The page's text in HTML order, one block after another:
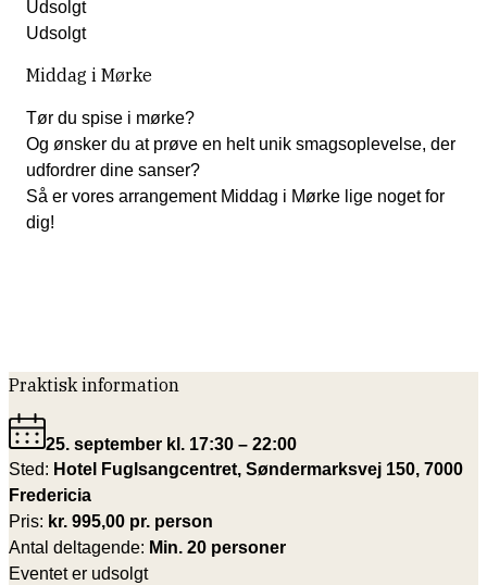
Udsolgt
Udsolgt
Middag i Mørke
Tør du spise i mørke?
Og ønsker du at prøve en helt unik smagsoplevelse, der
udfordrer dine sanser?
Så er vores arrangement Middag i Mørke lige noget for
dig!
Praktisk information
25. september kl. 17:30 – 22:00
Sted: Hotel Fuglsangcentret, Søndermarksvej 150, 7000
Fredericia
Pris: kr. 995,00 pr. person
Antal deltagende: Min. 20 personer
Eventet er udsolgt